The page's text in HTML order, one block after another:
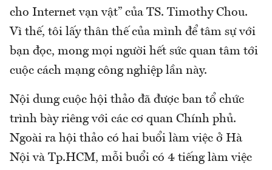
cho Internet vạn vật” của TS. Timothy Chou.
Vì thế, tôi lấy thân thế của mình để tâm sự với
bạn đọc, mong mọi người hết sức quan tâm tới
cuộc cách mạng công nghiệp lần này.
Nội dung cuộc hội thảo đã được ban tổ chức
trình bày riêng với các cơ quan Chính phủ.
Ngoài ra hội thảo có hai buổi làm việc ở Hà
Nội và Tp.HCM, mỗi buổi có 4 tiếng làm việc